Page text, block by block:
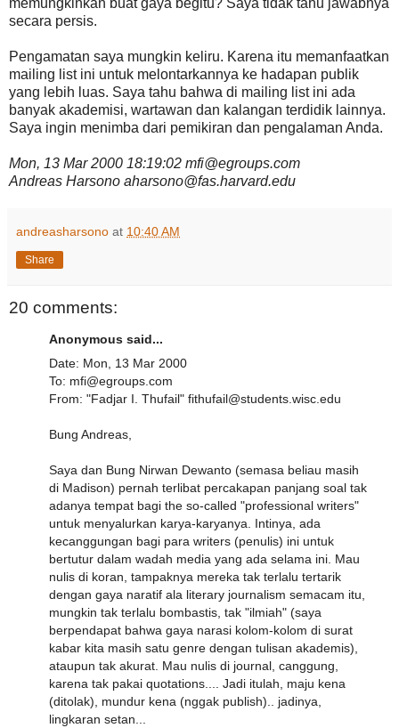
secara persis.
Pengamatan saya mungkin keliru. Karena itu memanfaatkan
mailing list ini untuk melontarkannya ke hadapan publik
yang lebih luas. Saya tahu bahwa di mailing list ini ada
banyak akademisi, wartawan dan kalangan terdidik lainnya.
Saya ingin menimba dari pemikiran dan pengalaman Anda.
Mon, 13 Mar 2000 18:19:02 mfi@egroups.com
Andreas Harsono aharsono@fas.harvard.edu
andreasharsono at 10:40 AM
Share
20 comments:
Anonymous said...
Date: Mon, 13 Mar 2000
To: mfi@egroups.com
From: "Fadjar I. Thufail" fithufail@students.wisc.edu
Bung Andreas,
Saya dan Bung Nirwan Dewanto (semasa beliau masih
di Madison) pernah terlibat percakapan panjang soal tak
adanya tempat bagi the so-called "professional writers"
untuk menyalurkan karya-karyanya. Intinya, ada
kecanggungan bagi para writers (penulis) ini untuk
bertutur dalam wadah media yang ada selama ini. Mau
nulis di koran, tampaknya mereka tak terlalu tertarik
dengan gaya naratif ala literary journalism semacam itu,
mungkin tak terlalu bombastis, tak "ilmiah" (saya
berpendapat bahwa gaya narasi kolom-kolom di surat
kabar kita masih satu genre dengan tulisan akademis),
ataupun tak akurat. Mau nulis di journal, canggung,
karena tak pakai quotations.... Jadi itulah, maju kena
(ditolak), mundur kena (nggak publish).. jadinya,
lingkaran setan...